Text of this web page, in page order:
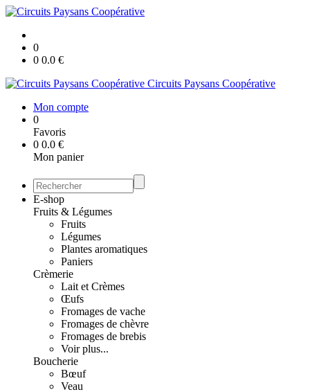
0
0 0.0 €
Circuits Paysans Coopérative
Mon compte
0
Favoris
0 0.0 €
Mon panier
E-shop
Fruits & Légumes
Fruits
Légumes
Plantes aromatiques
Paniers
Crèmerie
Lait et Crèmes
Œufs
Fromages de vache
Fromages de chèvre
Fromages de brebis
Voir plus...
Boucherie
Bœuf
Veau